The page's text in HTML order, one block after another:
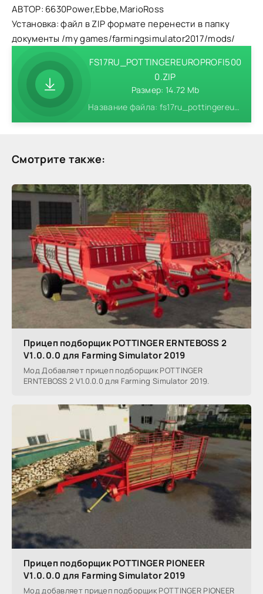
АВТОР: 6630Power,Ebbe,MarioRoss
Установка: файл в ZIP формате перенести в папку
документы /my games/farmingsimulator2017/mods/
FS17RU_POTTINGEREUROPROFI500
0.ZIP
Размер: 14.72 Mb
Название файла: fs17ru_pottingereuroprofi5000.zip
Смотрите также:
Прицеп подборщик POTTINGER ERNTEBOSS 2
V1.0.0.0 для Farming Simulator 2019
Мод Добавляет прицеп подборщик POTTINGER
ERNTEBOSS 2 V1.0.0.0 для Farming Simulator 2019.
Прицеп подборщик POTTINGER PIONEER
V1.0.0.0 для Farming Simulator 2019
Мод добавляет прицеп подборщик POTTINGER PIONEER